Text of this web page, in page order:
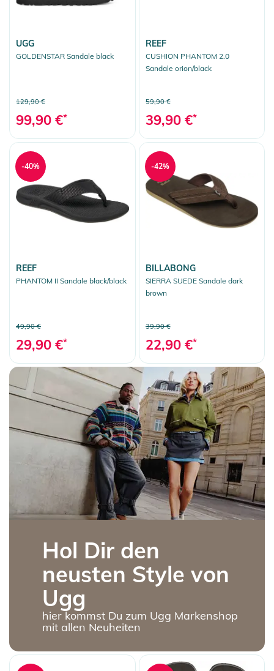
UGG
GOLDENSTAR Sandale black
129,90 €
99,90 €*
REEF
CUSHION PHANTOM 2.0
Sandale orion/black
59,90 €
39,90 €*
REEF
PHANTOM II Sandale black/black
49,90 €
29,90 €*
-40%
BILLABONG
SIERRA SUEDE Sandale dark
brown
39,90 €
22,90 €*
-42%
Hol Dir den
neusten Style von
Ugg
hier kommst Du zum Ugg Markenshop
mit allen Neuheiten